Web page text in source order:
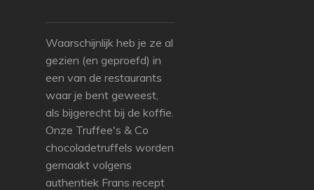
Waarschijnlijk heb je ze al
gezien (en geproefd) in
een van de restaurants
waar je bent geweest,
als bijgerecht bij de koffie.
Onze Truffee's & Co
chocoladetruffels worden
gemaakt volgens
authentiek Frans recept